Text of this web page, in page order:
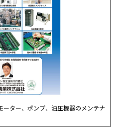
ーター、ポンプ、油圧機器のメンテナ